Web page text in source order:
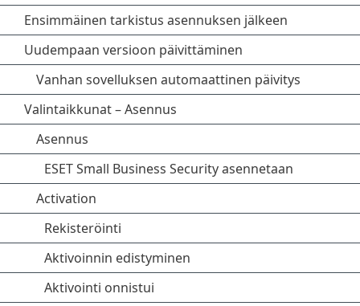
Ensimmäinen tarkistus asennuksen jälkeen
Uudempaan versioon päivittäminen
Vanhan sovelluksen automaattinen päivitys
Valintaikkunat – Asennus
Asennus
ESET Small Business Security asennetaan
Activation
Rekisteröinti
Aktivoinnin edistyminen
Aktivointi onnistui